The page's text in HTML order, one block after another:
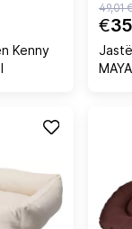
Kenny
€35
49,01